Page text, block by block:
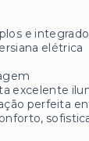
e
elétrica
excelente
perfeita